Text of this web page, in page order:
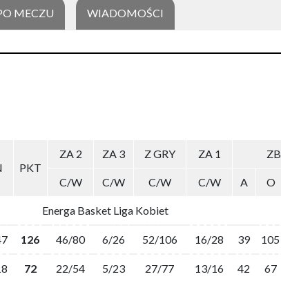
MECZU WIADOMOŚCI
PKT
ZA 2 ZA 3 Z GRY ZA 1
ZB
C/W
C/W C/W C/W A O
Energa Basket Liga Kobiet
126 46/80 6/26 52/106 16/28 39 105
72 22/54 5/23 27/77 13/16 42 67